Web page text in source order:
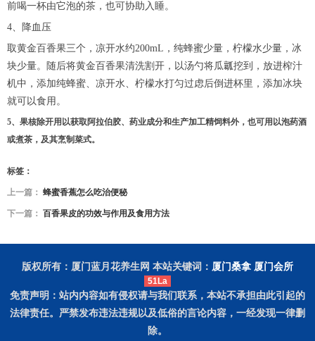
前喝一杯由它泡的茶，也可协助入睡。
4、降血压
取黄金百香果三个，凉开水约200mL，纯蜂蜜少量，柠檬水少量，冰
块少量。随后将黄金百香果清洗割开，以汤勺将瓜瓤挖到，放进榨汁
机中，添加纯蜂蜜、凉开水、柠檬水打匀过虑后倒进杯里，添加冰块
就可以食用。
5、果核除开用以获取阿拉伯胶、药业成分和生产加工精饲料外，也可用以泡药酒
或煮茶，及其烹制菜式。
标签：
上一篇： 蜂蜜香蕉怎么吃治便秘
下一篇： 百香果皮的功效与作用及食用方法
版权所有：厦门蓝月花养生网 本站关键词： 厦门桑拿 厦门会所
51La
免责声明：站内内容如有侵权请与我们联系，本站不承担由此引起的
法律责任。严禁发布违法违规以及低俗的言论内容，一经发现一律删
除。